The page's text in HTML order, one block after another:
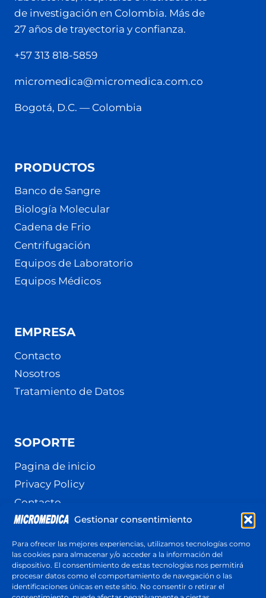
Gestionar consentimiento
Para ofrecer las mejores experiencias, utilizamos tecnologías como
las cookies para almacenar y/o acceder a la información del
dispositivo. El consentimiento de estas tecnologías nos permitirá
procesar datos como el comportamiento de navegación o las
identificaciones únicas en este sitio. No consentir o retirar el
de investigación en Colombia. Más de
27 años de trayectoria y confianza.
+57 313 818-5859
micromedica@micromedica.com.co
Bogotá, D.C. — Colombia
PRODUCTOS
Banco de Sangre
Biología Molecular
Cadena de Frio
Centrifugación
Equipos de Laboratorio
Equipos Médicos
EMPRESA
Contacto
Nosotros
Tratamiento de Datos
SOPORTE
Pagina de inicio
Privacy Policy
Contacto
Terminos y Condiciones
Política de cookies (UE)
Cotización